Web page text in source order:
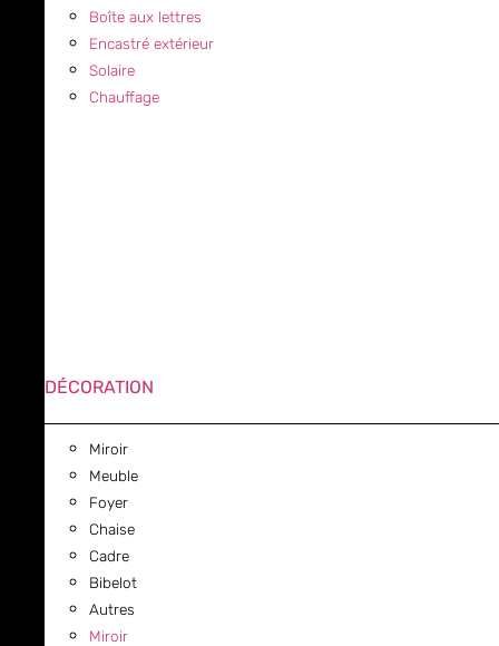
Boîte aux lettres
Encastré extérieur
Solaire
Chauffage
DÉCORATION
Miroir
Meuble
Foyer
Chaise
Cadre
Bibelot
Autres
Miroir